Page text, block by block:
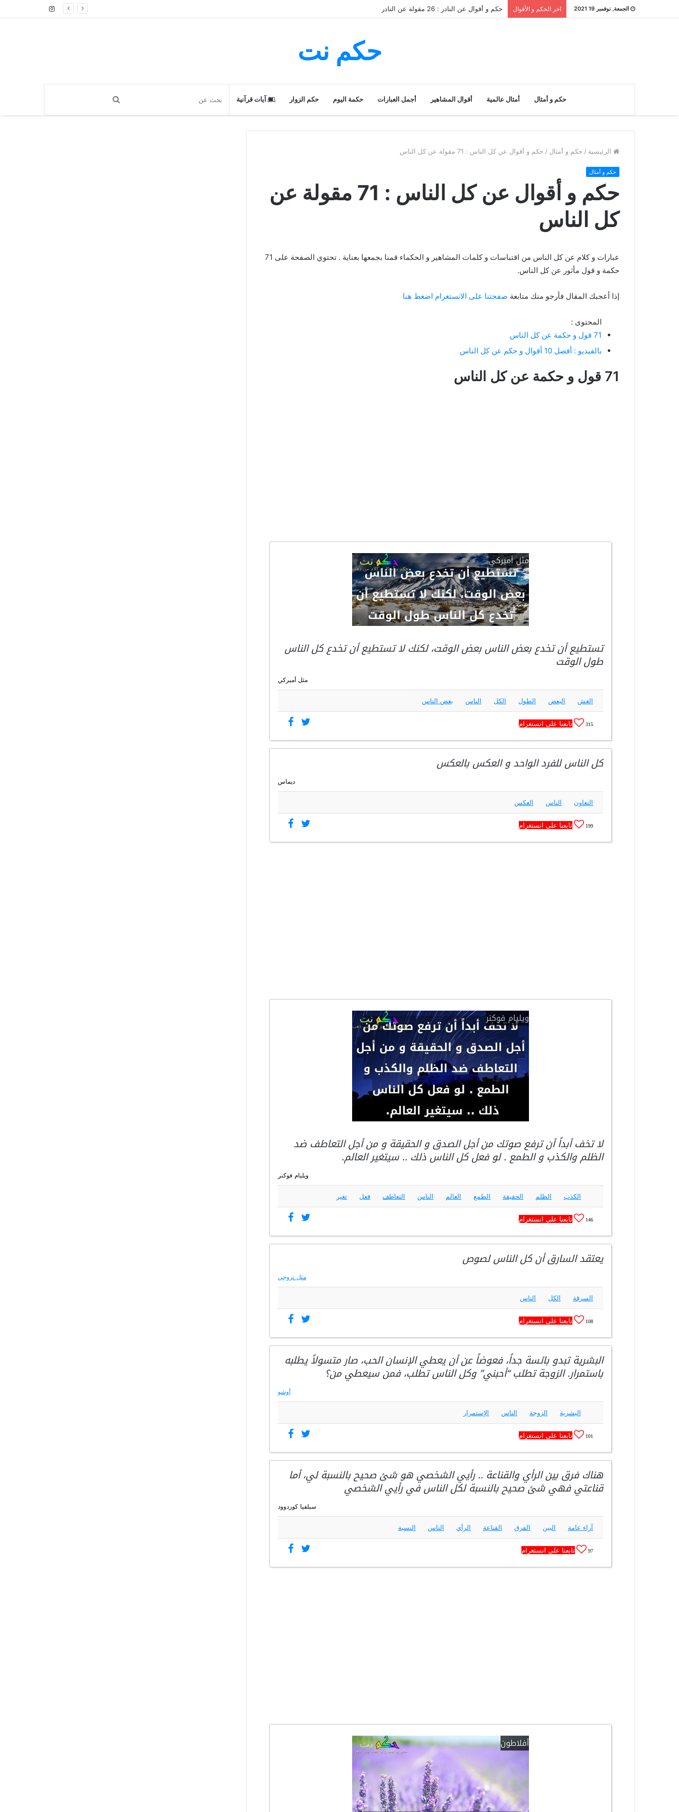
الجمعة, نوفمبر 19 2021 اخر الحكم و الأقوال حكم و أقوال عن النادر : 26 مقولة عن النادر
حكم نت
حكم و أمثال أمثال عالمية أقوال المشاهير أجمل العبارات حكمة اليوم حكم الزوار آيات قرآنية
الرئيسية / حكم و أمثال / حكم و أقوال عن كل الناس : 71 مقولة عن كل الناس
حكم و أمثال
حكم و أقوال عن كل الناس : 71 مقولة عن
كل الناس
عبارات و كلام عن كل الناس من اقتباسات و كلمات المشاهير و الحكماء قمنا بجمعها بعناية . تحتوي الصفحة على 71
حكمة و قول مأثور عن كل الناس.
إذا أعجبك المقال فأرجو منك متابعة صفحتنا على الانستغرام اضغط هنا
المحتوى :
71 قول و حكمة عن كل الناس
بالفيديو : أفضل 10 أقوال و حكم عن كل الناس
71 قول و حكمة عن كل الناس
تستطيع أن تخدع بعض الناس بعض الوقت، لكنك لا تستطيع أن تخدع كل الناس
طول الوقت
مثل أميركي
الغش البعض الطول الكل الناس بعض الناس
315 تابعنا على انستغرام
كل الناس للفرد الواحد و العكس بالعكس
ديماس
التعاون الناس العكس
199 تابعنا على انستغرام
لا تخف أبداً أن ترفع صوتك من أجل الصدق و الحقيقة و من أجل التعاطف ضد
الظلم والكذب و الطمع . لو فعل كل الناس ذلك .. سيتغير العالم.
ويليام فوكنر
الكذب الظلم الحقيقة الطمع العالم الناس التعاطف فعل تغير
146 تابعنا على انستغرام
يعتقد السارق أن كل الناس لصوص
مثل نروجي
السرقة الكل الناس
108 تابعنا على انستغرام
‏البشرية تبدو بائسة جداً، فعوضاً عن أن يعطي الإنسان الحب، صار متسولاً يطلبه
باستمرار. الزوجة تطلب “أحبني” وكل الناس تطلب، فمن سيعطي من؟
أوشو
البشرية الزوجة الناس الإستمرار
101 تابعنا على انستغرام
هناك فرق بين الرأي والقناعة .. رأيي الشخصي هو شئ صحيح بالنسبة لي، أما
قناعتي فهي شئ صحيح بالنسبة لكل الناس في رأيي الشخصي
سيلفيا كوردوود
آراء عامة البين الفرق القناعة الرأي الناس النسبة
97 تابعنا على انستغرام